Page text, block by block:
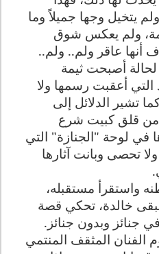
يتخيل وجها جميلاً وما
ولم يعكس شوق
أنها عاقر ولم.. ولم..
لحالة أصبحت ثيمة
أعقبت رسمها ولا
تشير الدلائل إلى
من قلق كبيت شرع
في لوحة "الجنازة" التي
تحصى وبانت آثارها
واستقرأ مستقبله،
خالدة، تحكي قصة
جنائز وبدون جنائز.
الفنان المثقف المنتمي